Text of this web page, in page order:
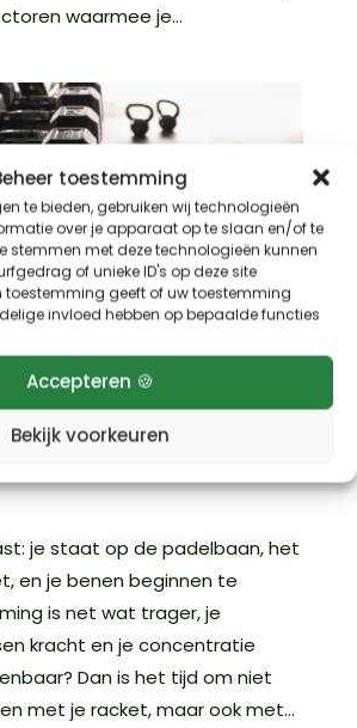
toestemming
te bieden, gebruiken wij technologieën
over je apparaat op te slaan en/of te
stemmen met deze technologieën kunnen
of unieke ID's op deze site
toestemming geeft of uw toestemming
invloed hebben op bepaalde functies
Accepteren 🍪
Bekijk voorkeuren
waarmee je...
je padelspel naar
tilt
je staat op de padelbaan, het
en je benen beginnen te
is net wat trager, je
kracht en je concentratie
Dan is het tijd om niet
met je racket, maar ook met...